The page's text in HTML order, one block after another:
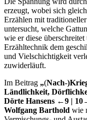
erzeugt, wobei sich
Erzählen mit
untersucht, welche
wie er diese
Erzähltechnik dem
und Vielschichtigkeit
zuwiderläuft.
Im Beitrag „(Nach-
Ländlichkeit,
Dörte Hansens ←9 |
Wolfgang Barthold wie